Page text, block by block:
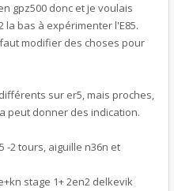
gpz500 donc et je voulais
bas à expérimenter l'E85.
modifier des choses pour
sur er5, mais proches,
peut donner des indication.
-2 tours, aiguille n36n et
stage 1+ 2en2 delkevik